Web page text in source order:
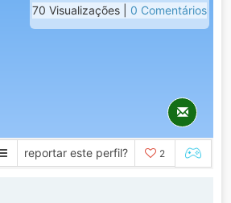
70 Visualizações | 0 Comentários
reportar este perfil? 2